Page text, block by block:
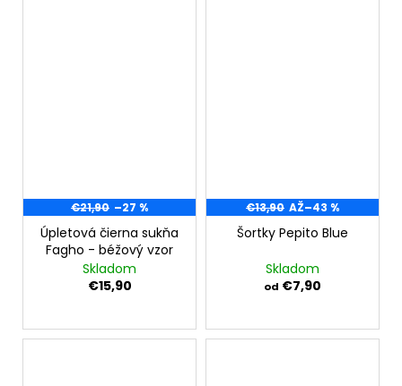
€21,90 –27 %
Úpletová čierna sukňa
Fagho - béžový vzor
Skladom
€15,90
€13,90 AŽ–43 %
Šortky Pepito Blue
Skladom
od €7,90